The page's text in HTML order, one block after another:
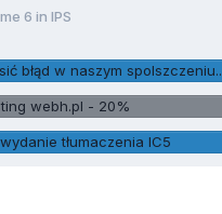
6 in IPS
błąd w naszym spolszczeniu..
webh.pl - 20%
tłumaczenia IC5